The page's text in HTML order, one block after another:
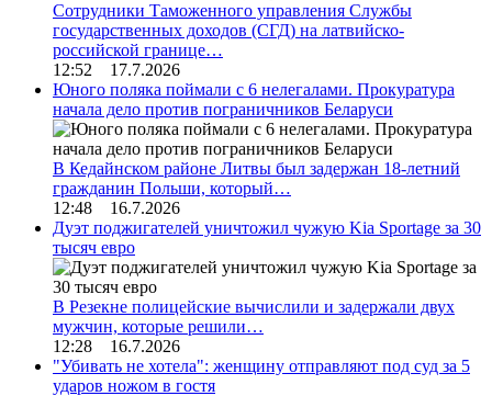
Сотрудники Таможенного управления Службы
государственных доходов (СГД) на латвийско-
российской границе…
12:52 17.7.2026
Юного поляка поймали с 6 нелегалами. Прокуратура
начала дело против пограничников Беларуси
В Кедайнском районе Литвы был задержан 18-летний
гражданин Польши, который…
12:48 16.7.2026
Дуэт поджигателей уничтожил чужую Kia Sportage за 30
тысяч евро
В Резекне полицейские вычислили и задержали двух
мужчин, которые решили…
12:28 16.7.2026
"Убивать не хотела": женщину отправляют под суд за 5
ударов ножом в гостя